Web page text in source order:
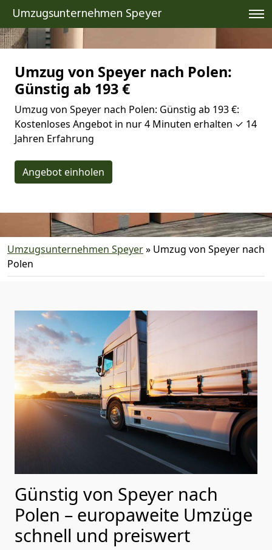
Umzugsunternehmen Speyer
Umzug von Speyer nach Polen:
Günstig ab 193 €
Umzug von Speyer nach Polen: Günstig ab 193 €:
Kostenloses Angebot in nur 4 Minuten erhalten ✓ 14
Jahren Erfahrung
Angebot einholen
Umzugsunternehmen Speyer» Umzug von Speyer nach
Polen
Günstig von Speyer nach
Polen – europaweite Umzüge
schnell und preiswert